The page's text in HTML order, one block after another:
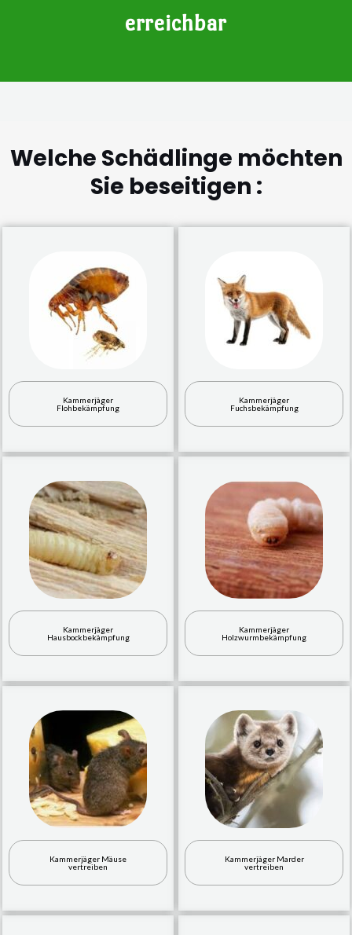
erreichbar
Welche Schädlinge möchten
Sie beseitigen :
Kammerjäger
Flohbekämpfung
Kammerjäger
Fuchsbekämpfung
Kammerjäger
Hausbockbekämpfung
Kammerjäger
Holzwurmbekämpfung
Kammerjäger Mäuse
vertreiben
Kammerjäger Marder
vertreiben